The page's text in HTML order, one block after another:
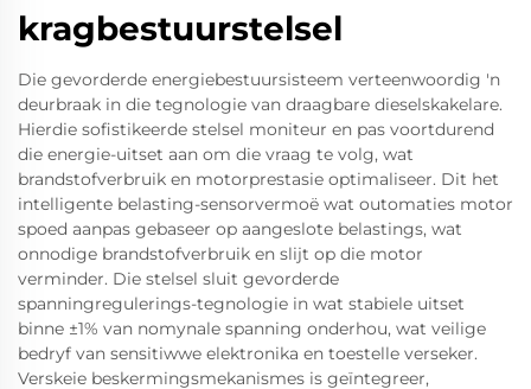
kragbestuurstelsel
Die gevorderde energiebestuursisteem verteenwoordig 'n
deurbraak in die tegnologie van draagbare dieselskakelare.
Hierdie sofistikeerde stelsel moniteur en pas voortdurend
die energie-uitset aan om die vraag te volg, wat
brandstofverbruik en motorprestasie optimaliseer. Dit het
intelligente belasting-sensorvermoë wat outomaties motor
spoed aanpas gebaseer op aangeslote belastings, wat
onnodige brandstofverbruik en slijt op die motor
verminder. Die stelsel sluit gevorderde
spanningregulerings-tegnologie in wat stabiele uitset
binne ±1% van nomynale spanning onderhou, wat veilige
bedryf van sensitiwwe elektronika en toestelle verseker.
Verskeie beskermingsmekanismes is geïntegreer,